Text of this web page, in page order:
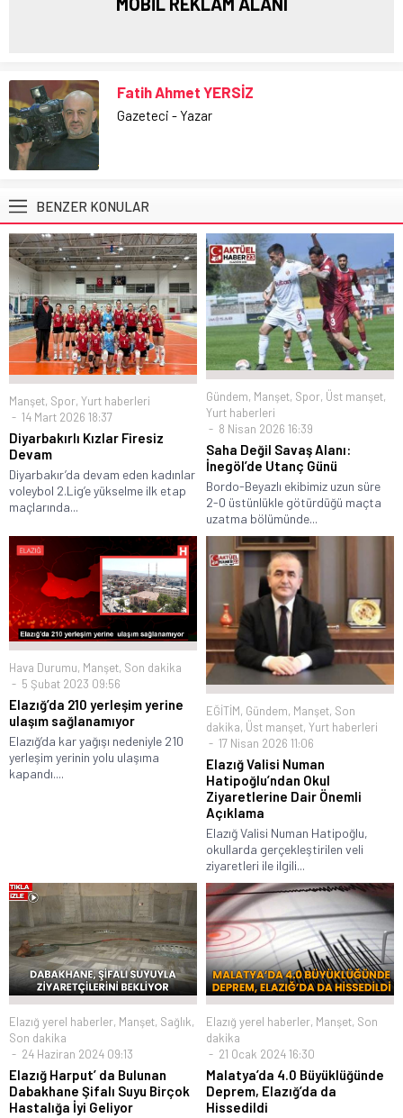
Fatih Ahmet YERSİZ
Gazeteci - Yazar
BENZER KONULAR
Manşet, Spor, Yurt haberleri
14 Mart 2026 18:37
Diyarbakırlı Kızlar Firesiz
Devam
Diyarbakır’da devam eden kadınlar
voleybol 2.Lig’e yükselme ilk etap
maçlarında...
Gündem, Manşet, Spor, Üst manşet,
Yurt haberleri
8 Nisan 2026 16:39
Saha Değil Savaş Alanı:
İnegöl’de Utanç Günü
Bordo-Beyazlı ekibimiz uzun süre
2-0 üstünlükle götürdüğü maçta
uzatma bölümünde...
Hava Durumu, Manşet, Son dakika
5 Şubat 2023 09:56
Elazığ’da 210 yerleşim yerine
ulaşım sağlanamıyor
Elazığ’da kar yağışı nedeniyle 210
yerleşim yerinin yolu ulaşıma
kapandı....
EĞİTİM, Gündem, Manşet, Son
dakika, Üst manşet, Yurt haberleri
17 Nisan 2026 11:06
Elazığ Valisi Numan
Hatipoğlu’ndan Okul
Ziyaretlerine Dair Önemli
Açıklama
Elazığ Valisi Numan Hatipoğlu,
okullarda gerçekleştirilen veli
ziyaretleri ile ilgili...
Elazığ yerel haberler, Manşet, Sağlık,
Son dakika
24 Haziran 2024 09:13
Elazığ Harput’ da Bulunan
Dabakhane Şifalı Suyu Birçok
Hastalığa İyi Geliyor
Elazığ yerel haberler, Manşet, Son
dakika
21 Ocak 2024 16:30
Malatya’da 4.0 Büyüklüğünde
Deprem, Elazığ’da da
Hissedildi